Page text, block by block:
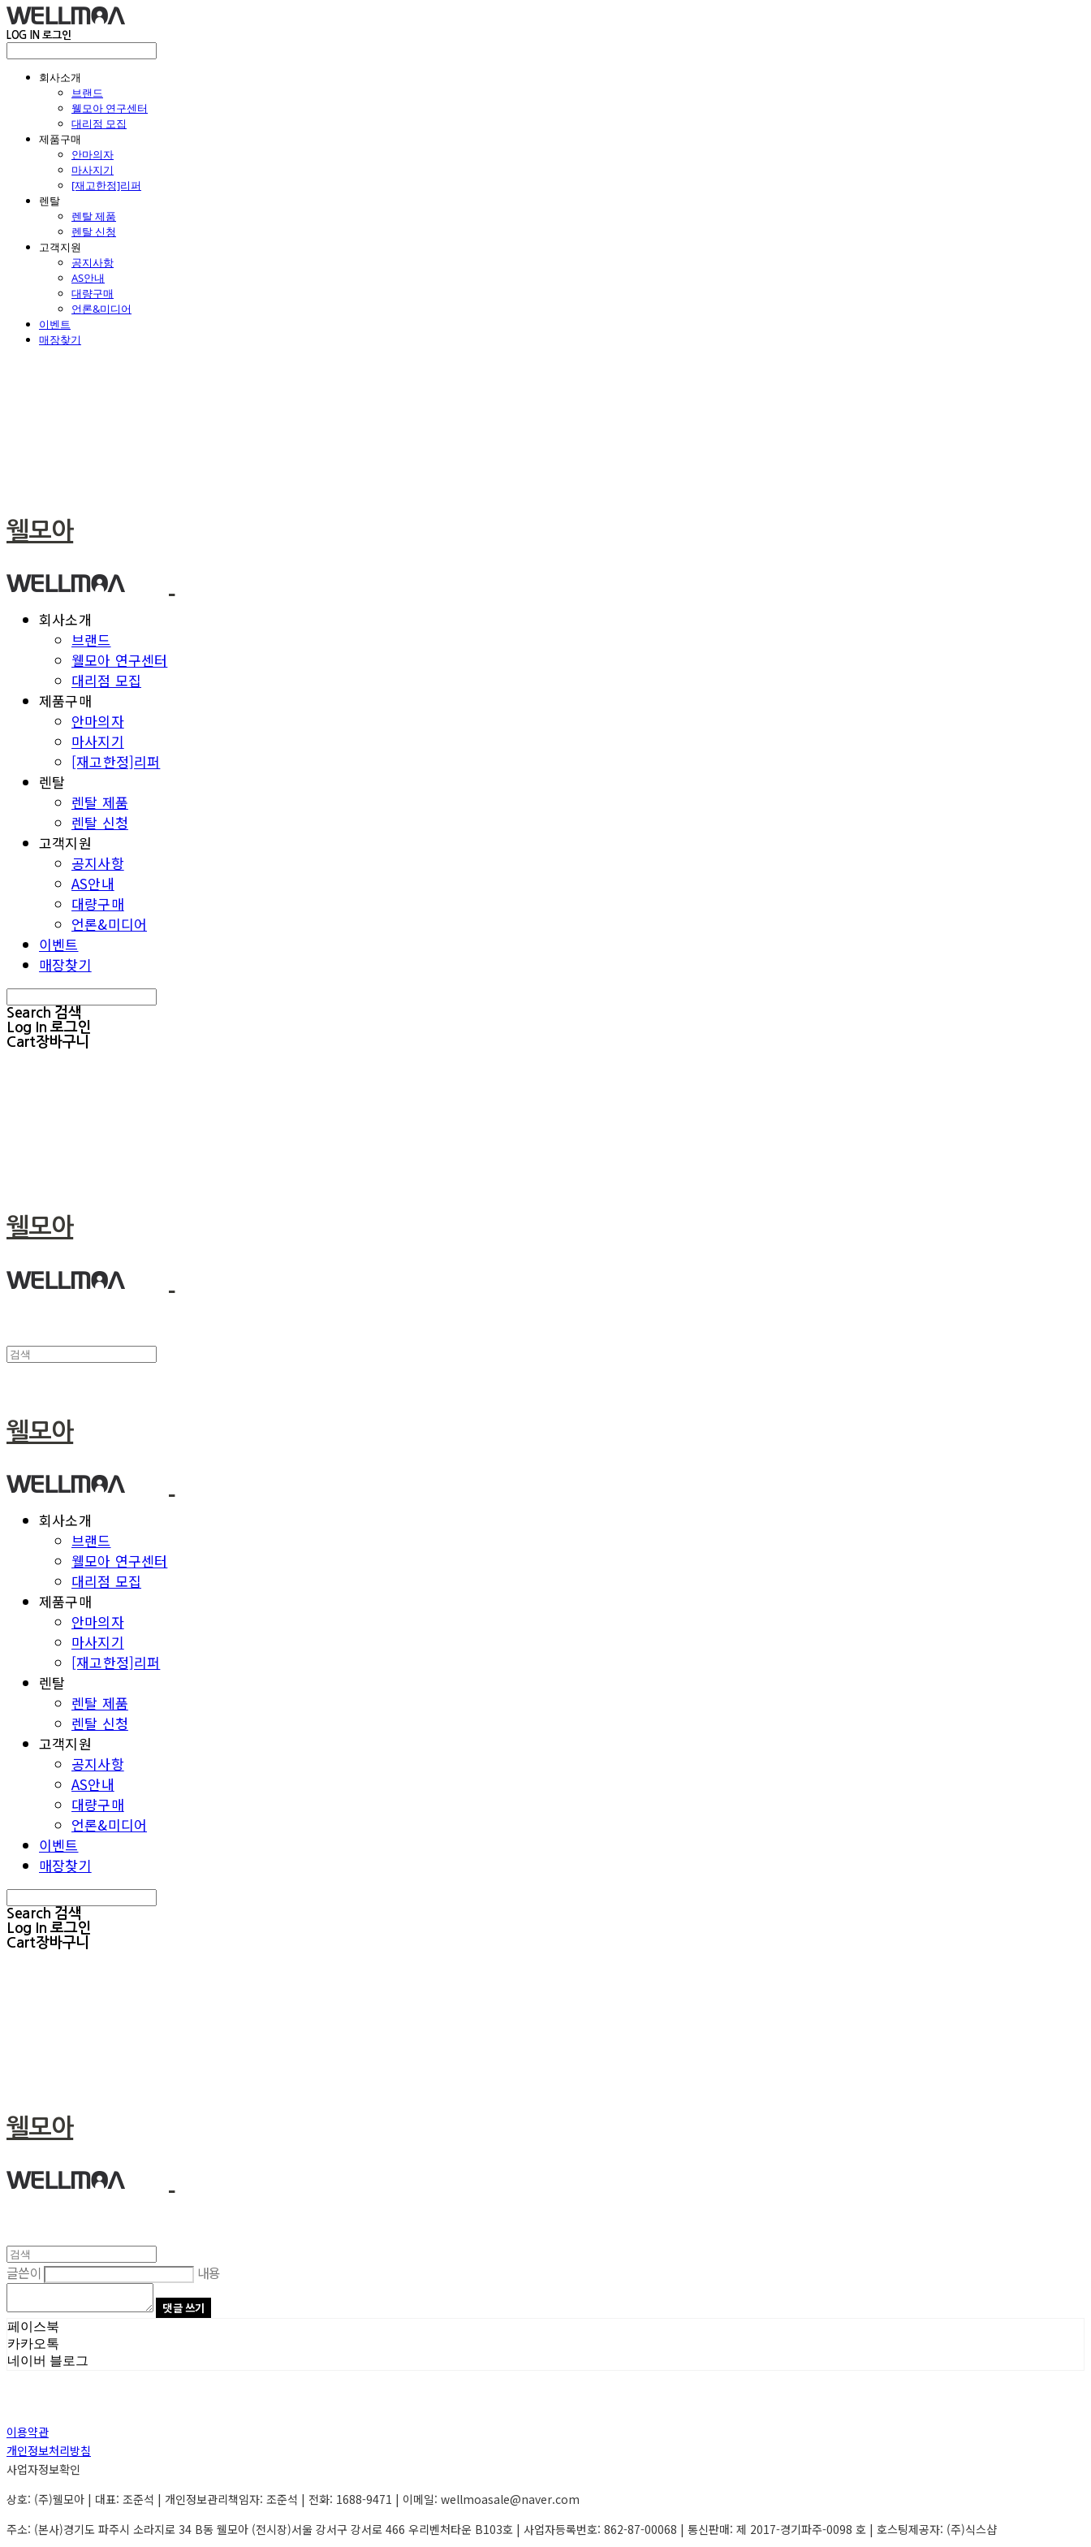
LOG IN 로그인
회사소개
브랜드
웰모아 연구센터
대리점 모집
제품구매
안마의자
마사지기
[재고한정]리퍼
렌탈
렌탈 제품
렌탈 신청
고객지원
공지사항
AS안내
대량구매
언론&미디어
이벤트
매장찾기
웰모아
회사소개
브랜드
웰모아 연구센터
대리점 모집
제품구매
안마의자
마사지기
[재고한정]리퍼
렌탈
렌탈 제품
렌탈 신청
고객지원
공지사항
AS안내
대량구매
언론&미디어
이벤트
매장찾기
Search 검색
Log In 로그인
Cart장바구니
웰모아
웰모아
회사소개
브랜드
웰모아 연구센터
대리점 모집
제품구매
안마의자
마사지기
[재고한정]리퍼
렌탈
렌탈 제품
렌탈 신청
고객지원
공지사항
AS안내
대량구매
언론&미디어
이벤트
매장찾기
Search 검색
Log In 로그인
Cart장바구니
웰모아
글쓴이 내용
댓글 쓰기
페이스북
카카오톡
네이버 블로그
이용약관
개인정보처리방침
사업자정보확인
상호: (주)웰모아 | 대표: 조준석 | 개인정보관리책임자: 조준석 | 전화: 1688-9471 | 이메일: wellmoasale@naver.com
주소: (본사)경기도 파주시 소라지로 34 B동 웰모아 (전시장)서울 강서구 강서로 466 우리벤처타운 B103호 | 사업자등록번호: 862-87-00068 | 통신판매: 제 2017-경기파주-0098 호 | 호스팅제공자: (주)식스샵